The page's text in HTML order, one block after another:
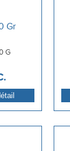
Gr
G